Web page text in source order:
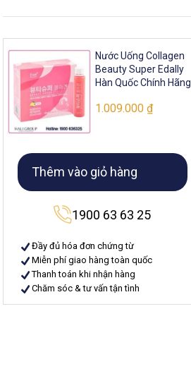
Nước Uống Collagen
Beauty Super Edally
Hàn Quốc Chính Hãng
1.009.000 ₫
Thêm vào giỏ hàng
1900 63 63 25
Đầy đủ hóa đơn chứng từ
Miễn phí giao hàng toàn quốc
Thanh toán khi nhận hàng
Chăm sóc & tư vấn tận tình